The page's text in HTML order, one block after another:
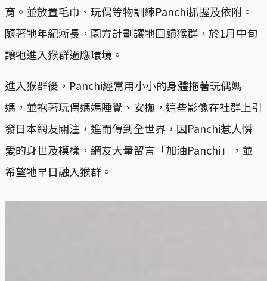
育。並放置毛巾、玩偶等物訓練Panchi抓握及依附。
隨著牠年紀漸長，園方計劃讓牠回歸猴群，於1月中旬
讓牠進入猴群適應環境。
進入猴群後，Panchi經常用小小的身體拖著玩偶媽
媽，並抱著玩偶媽媽睡覺、安撫，這些影像在社群上引
發日本網友關注，進而傳到全世界，因Panchi惹人憐
愛的身世及模樣，網友大量留言「加油Panchi」，並
希望牠早日融入猴群。